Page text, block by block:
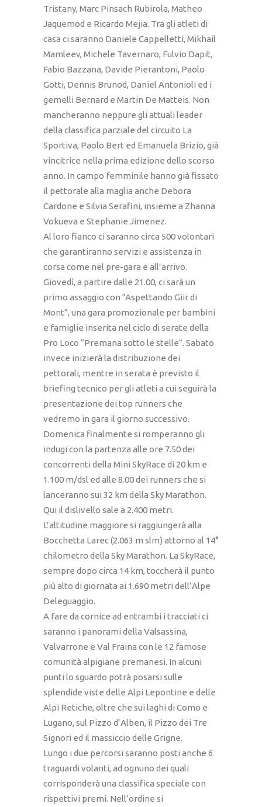
Tristany, Marc Pinsach Rubirola, Matheo
Jaquemod e Ricardo Mejia. Tra gli atleti di
casa ci saranno Daniele Cappelletti, Mikhail
Mamleev, Michele Tavernaro, Fulvio Dapit,
Fabio Bazzana, Davide Pierantoni, Paolo
Gotti, Dennis Brunod, Daniel Antonioli ed i
gemelli Bernard e Martin De Matteis. Non
mancheranno neppure gli attuali leader
della classifica parziale del circuito La
Sportiva, Paolo Bert ed Emanuela Brizio, già
vincitrice nella prima edizione dello scorso
anno. In campo femminile hanno già fissato
il pettorale alla maglia anche Debora
Cardone e Silvia Serafini, insieme a Zhanna
Vokueva e Stephanie Jimenez.
Al loro fianco ci saranno circa 500 volontari
che garantiranno servizi e assistenza in
corsa come nel pre-gara e all’arrivo.
Giovedì, a partire dalle 21.00, ci sarà un
primo assaggio con “Aspettando Giir di
Mont”, una gara promozionale per bambini
e famiglie inserita nel ciclo di serate della
Pro Loco “Premana sotto le stelle”. Sabato
invece inizierà la distribuzione dei
pettorali, mentre in serata è previsto il
briefing tecnico per gli atleti a cui seguirà la
presentazione dei top runners che
vedremo in gara il giorno successivo.
Domenica finalmente si romperanno gli
indugi con la partenza alle ore 7.50 dei
concorrenti della Mini SkyRace di 20 km e
1.100 m/dsl ed alle 8.00 dei runners che si
lanceranno sui 32 km della Sky Marathon.
Qui il dislivello sale a 2.400 metri.
L’altitudine maggiore si raggiungerà alla
Bocchetta Larec (2.063 m slm) attorno al 14°
chilometro della Sky Marathon. La SkyRace,
sempre dopo circa 14 km, toccherà il punto
più alto di giornata ai 1.690 metri dell’Alpe
Deleguaggio.
A fare da cornice ad entrambi i tracciati ci
saranno i panorami della Valsassina,
Valvarrone e Val Fraina con le 12 famose
comunità alpigiane premanesi. In alcuni
punti lo sguardo potrà posarsi sulle
splendide viste delle Alpi Lepontine e delle
Alpi Retiche, oltre che sui laghi di Como e
Lugano, sul Pizzo d’Alben, il Pizzo dei Tre
Signori ed il massiccio delle Grigne.
Lungo i due percorsi saranno posti anche 6
traguardi volanti, ad ognuno dei quali
corrisponderà una classifica speciale con
rispettivi premi. Nell’ordine si